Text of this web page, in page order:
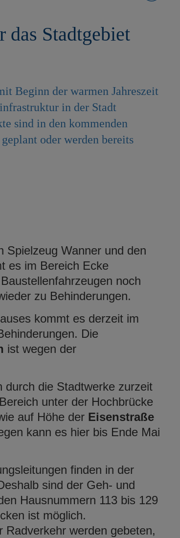
Stadtgebiet
Beginn der warmen Jahreszeit
in der Stadt
sind in den kommenden
oder werden bereits
Spielzeug Wanner und den
es im Bereich Ecke
noch
zu Behinderungen.
kommt es derzeit im
Die
ist wegen der
durch die Stadtwerke zurzeit
unter der Hochbrücke
auf Höhe der Eisenstraße
kann es hier bis Ende Mai
finden in der
sind der Geh- und
Hausnummern 113 bis 129
ist möglich.
werden gebeten,